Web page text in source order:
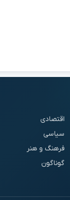
اقتصادی
سیاسی
فرهنگ و هنر
گوناگون